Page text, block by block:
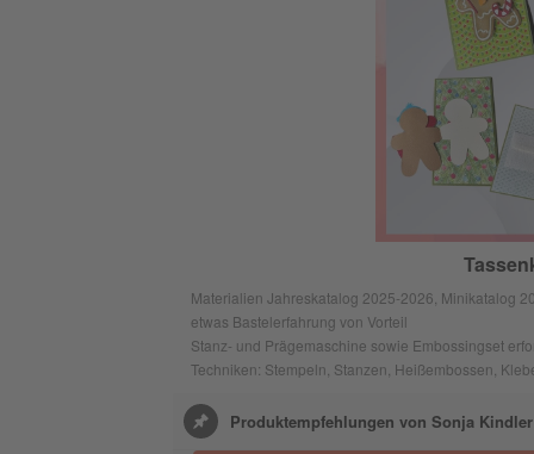
Materialien Jahreskatalog 2025-2026, Minikatalog
etwas Bastelerfahrung von Vorteil
Stanz- und Prägemaschine sowie Embossingset
Techniken: Stempeln, Stanzen, Heißembossen,
Produktempfehlungen von Sonja Kindler